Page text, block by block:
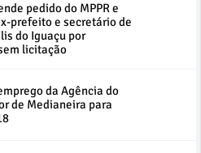
pedido do MPPR e
prefeito e secretário de
do Iguaçu por
licitação
da Agência do
de Medianeira para